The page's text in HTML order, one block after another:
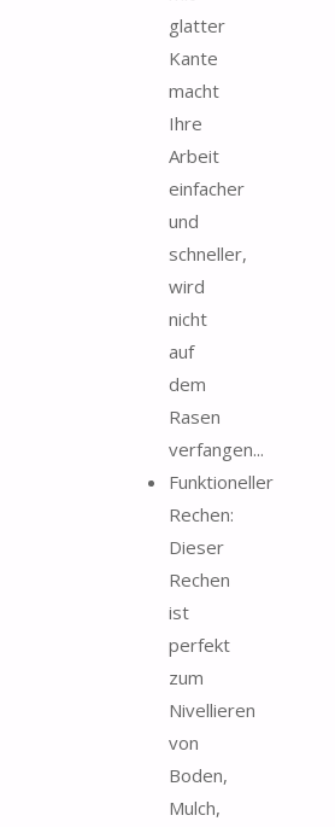
glatter
Kante
macht
Ihre
Arbeit
einfacher
und
schneller,
wird
nicht
auf
dem
Rasen
verfangen...
Funktioneller
Rechen:
Dieser
Rechen
ist
perfekt
zum
Nivellieren
von
Boden,
Mulch,